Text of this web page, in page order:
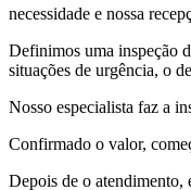
necessidade e nossa
Definimos uma inspeção
situações de urgência, o
Nosso especialista faz a
Confirmado o valor,
Depois de o atendimento,